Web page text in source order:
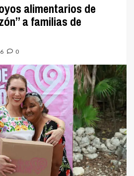
alimentarios de
a familias de
0